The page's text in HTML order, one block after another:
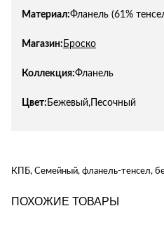
Материал:Фланель (61%
Магазин: Броско
Коллекция:Фланель
Цвет: Бежевый,Песочный
КПБ, Семейный, фланель-тенсел,
ПОХОЖИЕ ТОВАРЫ